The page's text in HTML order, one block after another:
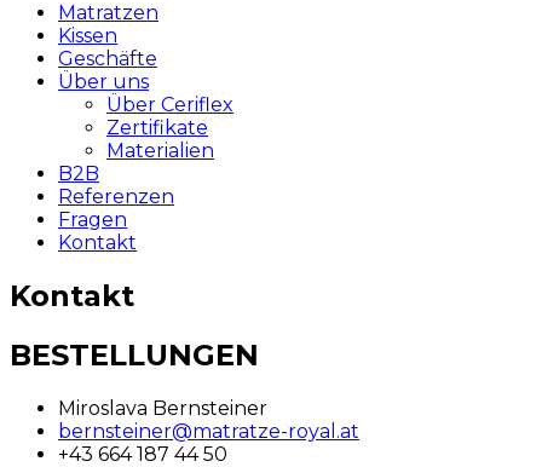
Matratzen
Kissen
Geschäfte
Über uns
Über Ceriflex
Zertifikate
Materialien
B2B
Referenzen
Fragen
Kontakt
Kontakt
BESTELLUNGEN
Miroslava Bernsteiner
bernsteiner@matratze-royal.at
+43 664 187 44 50